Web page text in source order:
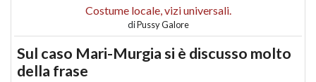
Costume locale, vizi universali.
diPussy Galore
Sul caso Mari-Murgia si è discusso molto
della frase